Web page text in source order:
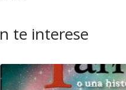
te interese